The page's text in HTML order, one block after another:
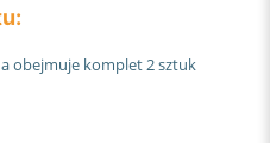
obejmuje komplet 2 sztuk